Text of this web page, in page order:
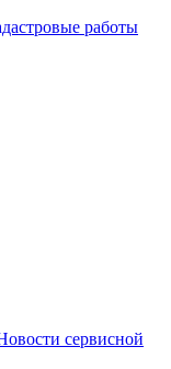
работы
сервисной